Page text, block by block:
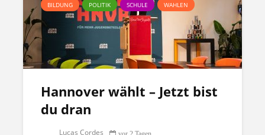
BILDUNG POLITIK SCHULE WAHLEN
Hannover wählt – Jetzt bist
du dran
Lucas Cordes